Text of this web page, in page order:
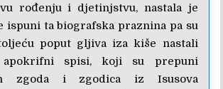
rođenju i djetinjstvu, nastala je
ispuni ta biografska praznina pa su
poput gljiva iza kiše nastali
spisi, koji su prepuni
zgoda i zgodica iz Isusova